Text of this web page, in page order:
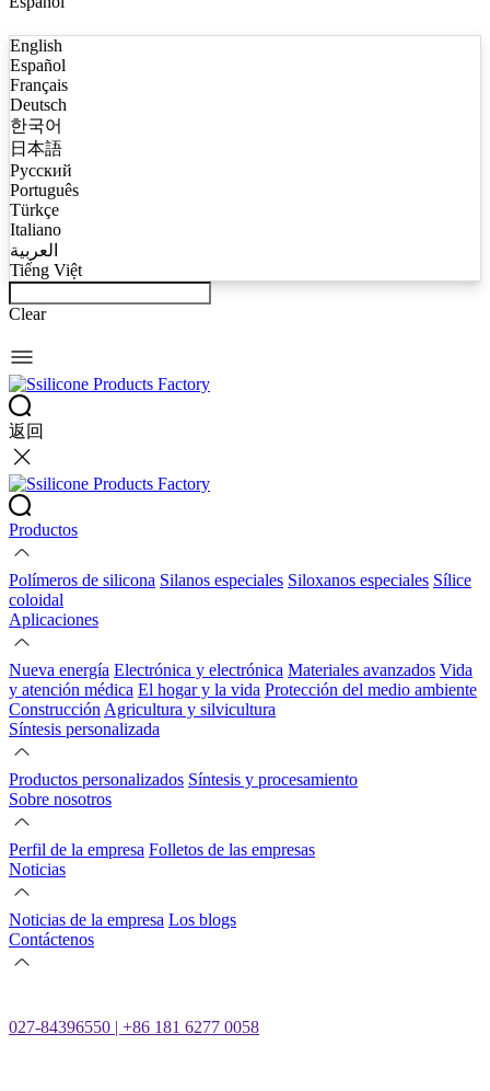
English
Español
Français
Deutsch
한국어
日本語
Русский
Português
Türkçe
Italiano
العربية
Tiếng Việt
Clear
返回
Productos
Polímeros de silicona Silanos especiales Siloxanos especiales Sílice
coloidal
Aplicaciones
Nueva energía Electrónica y electrónica Materiales avanzados Vida
y atención médica El hogar y la vida Protección del medio ambiente
Construcción Agricultura y silvicultura
Síntesis personalizada
Productos personalizados Síntesis y procesamiento
Sobre nosotros
Perfil de la empresa Folletos de las empresas
Noticias
Noticias de la empresa Los blogs
Contáctenos
027-84396550 | +86 181 6277 0058